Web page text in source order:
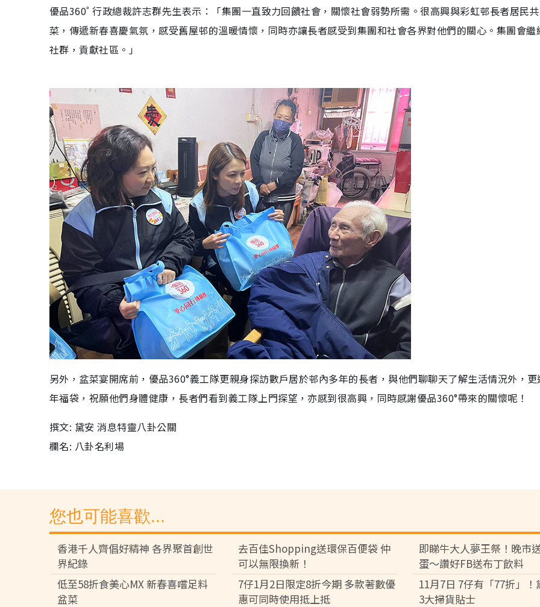
優品360˚ 行政總裁許志群先生表示：「集團一直致力回饋社會，關懷社會弱勢所需。很高興與彩虹邨長者居民
菜，傳遞新春喜慶氣氛，感受舊屋邨的溫暖情懷，同時亦讓長者感受到集團和社會各界對他們的關心。集團會繼
社群，貢獻社區。」
另外，盆菜宴開席前，優品360°義工隊更親身探訪數戶居於邨內多年的長者，與他們聊聊天了解生活情況外，
年福袋，祝願他們身體健康，長者們看到義工隊上門探望，亦感到很高興，同時感謝優品360°帶來的關懷呢！
撰文: 黛安 消息特靈八卦公關
欄名: 八卦名利場
您也可能喜歡...
香港千人齊倡好精神 各界聚首創世
界紀錄
去百佳Shopping送環保百便袋 仲
可以無限換新！
即睇牛大人夢王祭！晚市
蛋～讚好FB送布丁飲料
低至58折食美心MX 新春喜嚐足料
盆菜
7仔1月2日限定8折今期 多款著數優
惠可同時使用抵上抵
11月7日 7仔有「77折」！
3大掃貨貼士